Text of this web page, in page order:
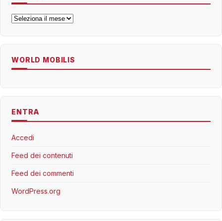
Archivi
WORLD MOBILIS
ENTRA
Accedi
Feed dei contenuti
Feed dei commenti
WordPress.org